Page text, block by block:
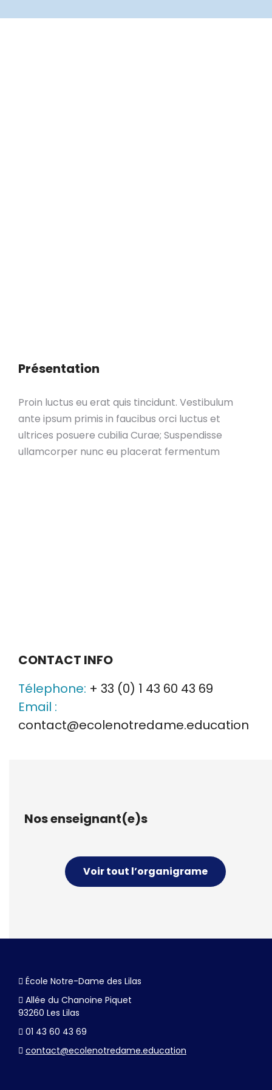
Présentation
Proin luctus eu erat quis tincidunt. Vestibulum
ante ipsum primis in faucibus orci luctus et
ultrices posuere cubilia Curae; Suspendisse
ullamcorper nunc eu placerat fermentum
CONTACT INFO
Télephone: + 33 (0) 1 43 60 43 69
Email :
contact@ecolenotredame.education
Nos enseignant(e)s
Voir tout l’organigrame
École Notre-Dame des Lilas
Allée du Chanoine Piquet
93260 Les Lilas
01 43 60 43 69
contact@ecolenotredame.education